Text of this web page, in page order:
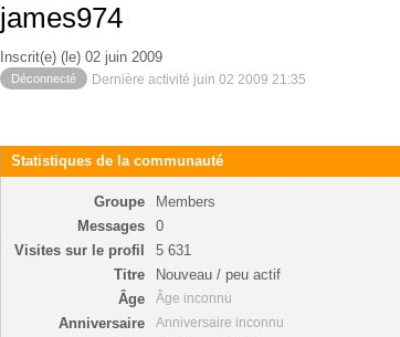
james974
Inscrit(e) (le) 02 juin 2009
Déconnecté Dernière activité juin 02 2009 21:35
Statistiques de la communauté
Groupe
Members
Messages
0
Visites sur le profil
5 631
Titre
Nouveau / peu actif
Âge
Âge inconnu
Anniversaire Anniversaire inconnu